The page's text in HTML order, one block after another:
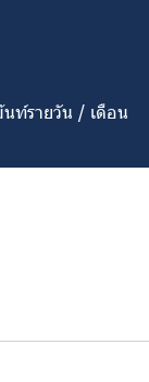
นท์รายวัน / เดือน